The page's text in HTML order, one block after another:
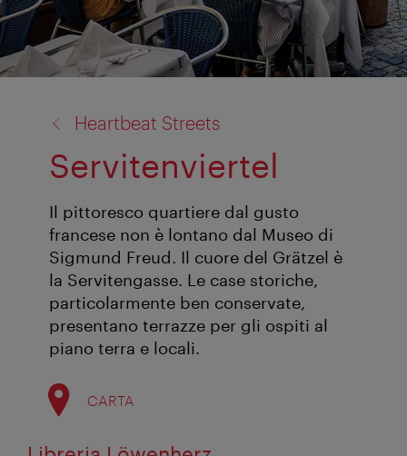
Heartbeat Streets
Servitenviertel
Il pittoresco quartiere dal gusto
francese non è lontano dal Museo di
Sigmund Freud. Il cuore del Grätzel è
la Servitengasse. Le case storiche,
particolarmente ben conservate,
presentano terrazze per gli ospiti al
piano terra e locali.
CARTA